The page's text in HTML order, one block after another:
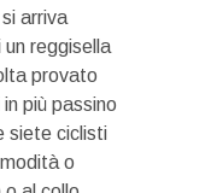
arriva
reggisella
provato
più passino
siete ciclisti
o